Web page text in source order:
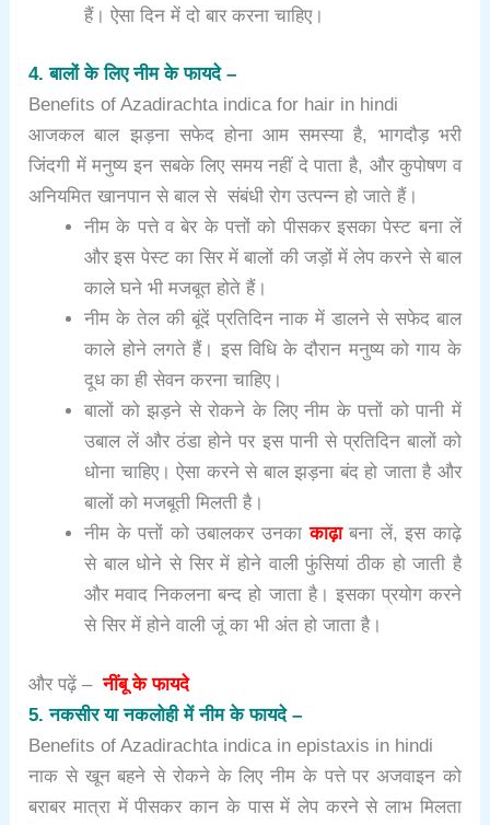
हैं। ऐसा दिन में दो बार करना चाहिए।
4. बालों के लिए नीम के फायदे –
Benefits of Azadirachta indica for hair in hindi
आजकल बाल झड़ना सफेद होना आम समस्या है, भागदौड़ भरी
जिंदगी में मनुष्य इन सबके लिए समय नहीं दे पाता है, और कुपोषण व
अनियमित खानपान से बाल से संबंधी रोग उत्पन्न हो जाते हैं।
नीम के पत्ते व बेर के पत्तों को पीसकर इसका पेस्ट बना लें
और इस पेस्ट का सिर में बालों की जड़ों में लेप करने से बाल
काले घने भी मजबूत होते हैं।
नीम के तेल की बूंदें प्रतिदिन नाक में डालने से सफेद बाल
काले होने लगते हैं। इस विधि के दौरान मनुष्य को गाय के
दूध का ही सेवन करना चाहिए।
बालों को झड़ने से रोकने के लिए नीम के पत्तों को पानी में
उबाल लें और ठंडा होने पर इस पानी से प्रतिदिन बालों को
धोना चाहिए। ऐसा करने से बाल झड़ना बंद हो जाता है और
बालों को मजबूती मिलती है।
नीम के पत्तों को उबालकर उनकाकाढ़ाबना लें, इस काढ़े
से बाल धोने से सिर में होने वाली फुंसियां ठीक हो जाती है
और मवाद निकलना बन्द हो जाता है। इसका प्रयोग करने
से सिर में होने वाली जूं का भी अंत हो जाता है।
और पढ़ें –नींबू के फायदे
5. नकसीर या नकलोही में नीम के फायदे –
Benefits of Azadirachta indica in epistaxis in hindi
नाक से खून बहने से रोकने के लिए नीम के पत्ते पर अजवाइन को
बराबर मात्रा में पीसकर कान के पास में लेप करने से लाभ मिलता